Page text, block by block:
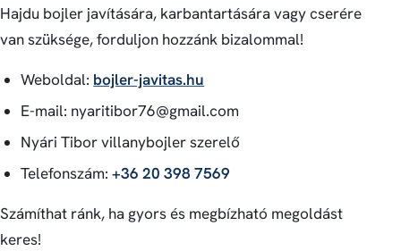
Hajdu bojler javítására, karbantartására vagy cserére
van szüksége, forduljon hozzánk bizalommal!
Weboldal: bojler-javitas.hu
E-mail: nyaritibor76@gmail.com
Nyári Tibor villanybojler szerelő
Telefonszám:+36 20 398 7569
Számíthat ránk, ha gyors és megbízható megoldást
keres!